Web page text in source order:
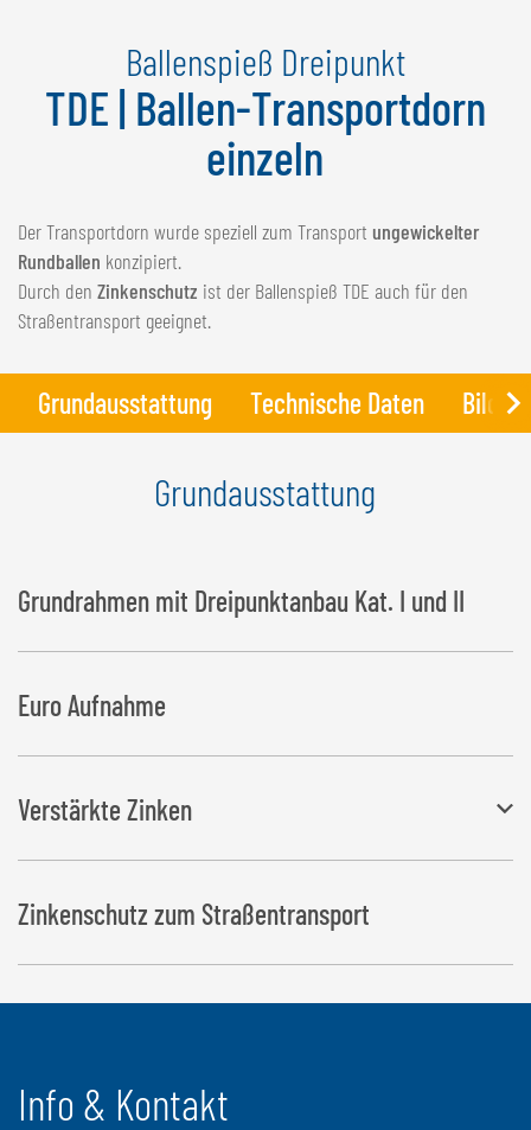
DEUTSCH
DEUTSCH
FRANÇAIS
Ballenspieß Dreipunkt
TDE | Ballen-Transportdorn
einzeln
Der Transportdorn wurde speziell zum Transport ungewickelter
Rundballen konzipiert.
Durch den Zinkenschutz ist der Ballenspieß TDE auch für den
Straßentransport geeignet.
Grundausstattung Technische Daten Bilder
Grundausstattung
Grundrahmen mit Dreipunktanbau Kat. I und II
Euro Aufnahme
Verstärkte Zinken
Ø: 42 mm, Länge 1.100 mm
Zinkenschutz zum Straßentransport
Info & Kontakt